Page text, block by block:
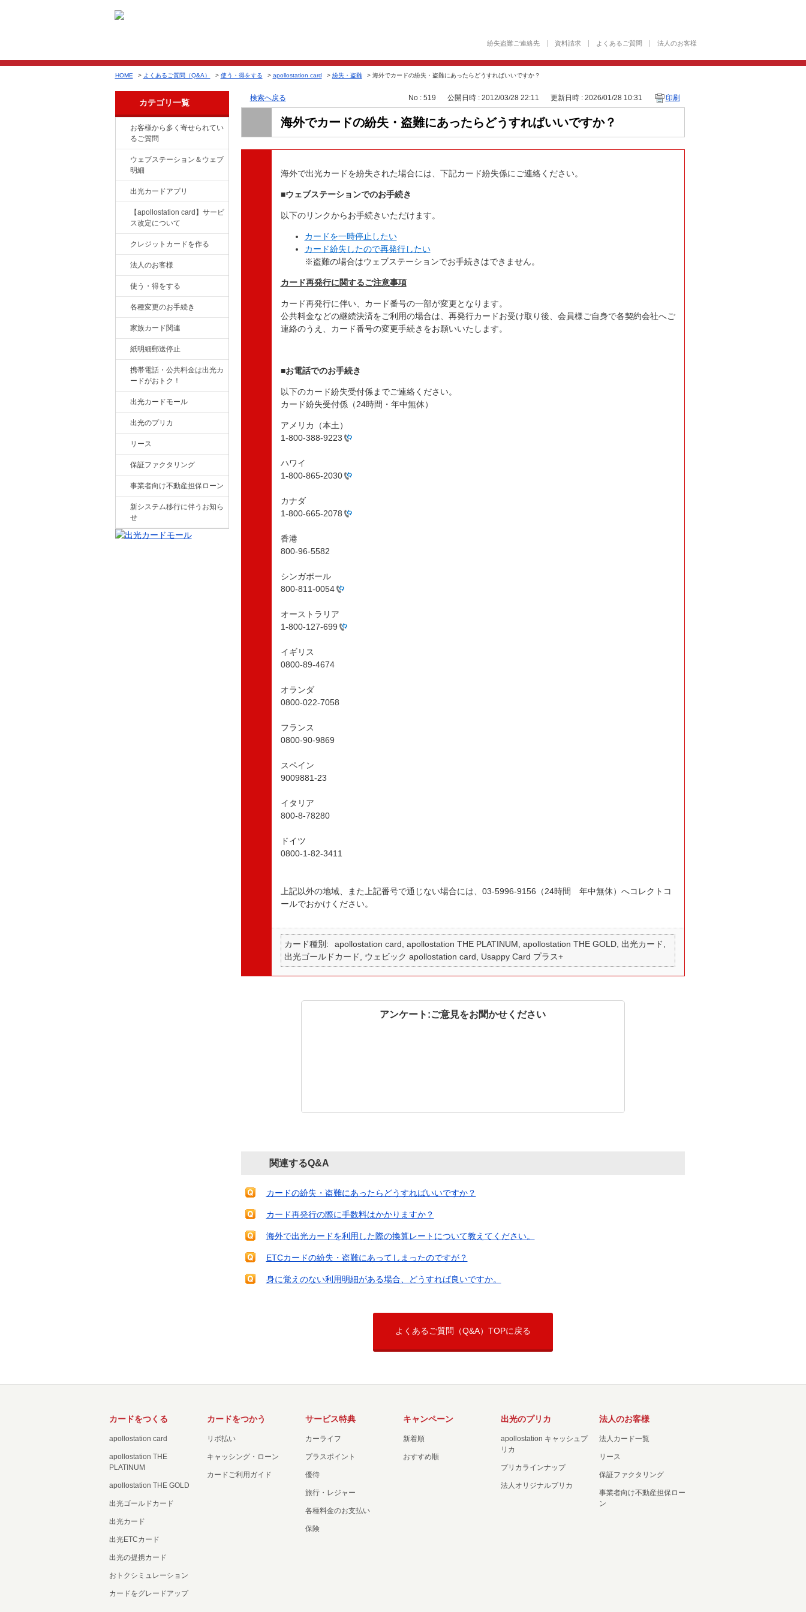
紛失盗難ご連絡先 資料請求 よくあるご質問 法人のお客様
HOME > よくあるご質問（Q&A） > 使う・得をする > apollostation card > 紛失・盗難 > 海外でカードの紛失・盗難にあったらどうすればいいですか？
カテゴリ一覧
お客様から多く寄せられてい
るご質問
ウェブステーション＆ウェブ
明細
出光カードアプリ
【apollostation card】サービ
ス改定について
クレジットカードを作る
法人のお客様
使う・得をする
各種変更のお手続き
家族カード関連
紙明細郵送停止
携帯電話・公共料金は出光カ
ードがおトク！
出光カードモール
出光のプリカ
リース
保証ファクタリング
事業者向け不動産担保ローン
新システム移行に伴うお知ら
せ
検索へ戻る No : 519 公開日時 : 2012/03/28 22:11 更新日時 : 2026/01/28 10:31 印刷
海外でカードの紛失・盗難にあったらどうすればいいですか？
海外で出光カードを紛失された場合には、下記カード紛失係にご連絡ください。
■ウェブステーションでのお手続き
以下のリンクからお手続きいただけます。
カードを一時停止したい
カード紛失したので再発行したい
※盗難の場合はウェブステーションでお手続きはできません。
カード再発行に関するご注意事項
カード再発行に伴い、カード番号の一部が変更となります。
公共料金などの継続決済をご利用の場合は、再発行カードお受け取り後、会員様ご自身で各契約会社へご
連絡のうえ、カード番号の変更手続きをお願いいたします。
■お電話でのお手続き
以下のカード紛失受付係までご連絡ください。
カード紛失受付係（24時間・年中無休）
アメリカ（本土）
1-800-388-9223
ハワイ
1-800-865-2030
カナダ
1-800-665-2078
香港
800-96-5582
シンガポール
800-811-0054
オーストラリア
1-800-127-699
イギリス
0800-89-4674
オランダ
0800-022-7058
フランス
0800-90-9869
スペイン
9009881-23
イタリア
800-8-78280
ドイツ
0800-1-82-3411
上記以外の地域、また上記番号で通じない場合には、03-5996-9156（24時間 年中無休）へコレクトコ
ールでおかけください。
カード種別
apollostation card, apollostation THE PLATINUM, apollostation THE GOLD, 出光カード,
出光ゴールドカード, ウェビック apollostation card, Usappy Card プラス+
アンケート:ご意見をお聞かせください
関連するQ&A
カードの紛失・盗難にあったらどうすればいいですか？
カード再発行の際に手数料はかかりますか？
海外で出光カードを利用した際の換算レートについて教えてください。
ETCカードの紛失・盗難にあってしまったのですが？
身に覚えのない利用明細がある場合、どうすれば良いですか。
よくあるご質問（Q&A）TOPに戻る
カードをつくる
apollostation card
apollostation THE
PLATINUM
apollostation THE GOLD
出光ゴールドカード
出光カード
出光ETCカード
出光の提携カード
おトクシミュレーション
カードをグレードアップ
カードをつかう
リボ払い
キャッシング・ローン
カードご利用ガイド
サービス特典
カーライフ
プラスポイント
優待
旅行・レジャー
各種料金のお支払い
保険
キャンペーン
新着順
おすすめ順
出光のプリカ
apollostation キャッシュプ
リカ
プリカラインナップ
法人オリジナルプリカ
法人のお客様
法人カード一覧
リース
保証ファクタリング
事業者向け不動産担保ロー
ン